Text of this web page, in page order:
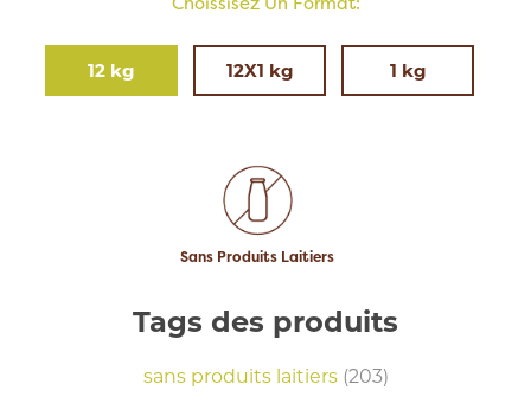
12 kg 12X1 kg 1 kg
Sans Produits Laitiers
Tags des produits
sans produits laitiers (203)